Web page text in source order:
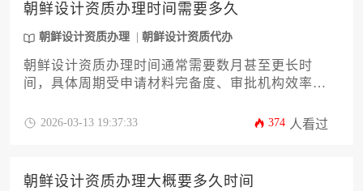
朝鲜设计资质办理时间需要多久
朝鲜设计资质办理 朝鲜设计资质代办
朝鲜设计资质办理时间通常需要数月甚至更长时
间，具体周期受申请材料完备度、审批机构效率、
程涉及前期咨询、材料准备、提交申请、官方审核
并系统准备，以优化办理流程。
2026-03-13 19:37:33 374 人看过
朝鲜设计资质办理大概要多久时间